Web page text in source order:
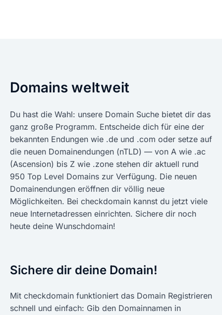
Domains weltweit
Du hast die Wahl: unsere Domain Suche bietet dir das
ganz große Programm. Entscheide dich für eine der
bekannten Endungen wie .de und .com oder setze auf
die neuen Domainendungen (nTLD) — von A wie .ac
(Ascension) bis Z wie .zone stehen dir aktuell rund
950 Top Level Domains zur Verfügung. Die neuen
Domainendungen eröffnen dir völlig neue
Möglichkeiten. Bei checkdomain kannst du jetzt viele
neue Internetadressen einrichten. Sichere dir noch
heute deine Wunschdomain!
Sichere dir deine Domain!
Mit checkdomain funktioniert das Domain Registrieren
schnell und einfach: Gib den Domainnamen in